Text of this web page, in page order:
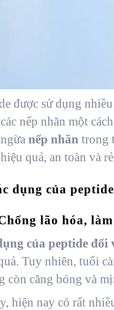
được sử dụng
nếp nhăn một
nếp nhăn trong
quả, an toàn và
dụng của
lão hóa,
của peptide đối
Tuy nhiên, tuổi
còn căng bóng và
hiện nay có rất